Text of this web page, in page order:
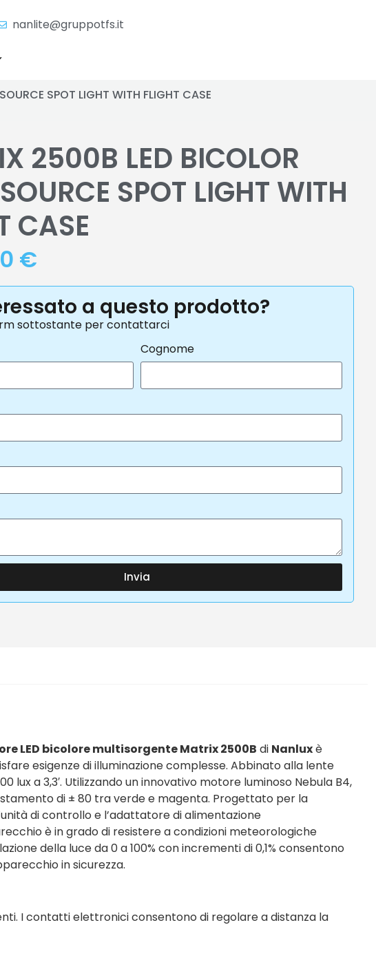
nanlite@gruppotfs.it
SPOT LIGHT WITH FLIGHT CASE
2500B LED BICOLOR
SPOT LIGHT WITH
CASE
€
a questo prodotto?
sottostante per contattarci
Cognome
Invia
LED bicolore multisorgente Matrix 2500B di Nanluxè
esigenze di illuminazione complesse. Abbinato alla lente
lux a 3,3′. Utilizzando un innovativo motore luminoso Nebula B4,
di ± 80 tra verde e magenta. Progettato per la
di controllo e l’adattatore di alimentazione
è in grado di resistere a condizioni meteorologiche
della luce da 0 a 100% con incrementi di 0,1% consentono
in sicurezza.
I contatti elettronici consentono di regolare a distanza la